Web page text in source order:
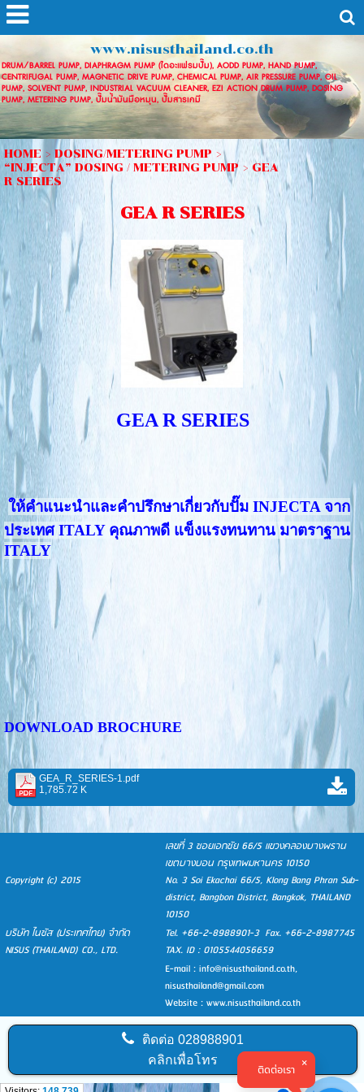
www.nisusthailand.co.th
DRUM/BARREL PUMP, DIAPHRAGM PUMP (ไดอะแฟรมปั๊ม), AODD PUMP, HAND PUMP,
CENTRIFUGAL PUMP, MAGNETIC DRIVE PUMP, CHEMICAL PUMP, AIR PRESSURE PUMP, OIL
PUMP, SOLVENT PUMP, INDUSTRIAL VACUUM CLEANER, EZI ACTION DRUM PUMP, DOSING
PUMP, METERING PUMP, ปั๊มน้ำมันมือหมุน, ปั๊มสารเคมี
HOME > DOSING/METERING PUMP >
“INJECTA” DOSING / METERING PUMP > GEA
R SERIES
GEA R SERIES
GEA R SERIES
ให้คำแนะนำและคำปรึกษาเกี่ยวกับปั๊ม INJECTA จาก
ประเทศ ITALY คุณภาพดี แข็งแรงทนทาน มาตราฐาน
ITALY
DOWNLOAD BROCHURE
GEA_R_SERIES-1.pdf
1,785.72 K
Copyright (c) 2015
เลขที่ 3 ซอยเอกชัย 66/5 แขวงคลองบางพราน
เขตบางบอน กรุงเทพมหานคร 10150
No. 3 Soi Ekachai 66/5, Klong Bang Phran Sub-
district, Bangbon District, Bangkok, THAILAND
10150
บริษัท ไนซัส (ประเทศไทย) จำกัด
NISUS (THAILAND) CO., LTD.
Tel. +66-2-8988901-3 Fax. +66-2-8987745
TAX. ID : 0105544056659
E-mail :info@nisusthailand.co.th,
nisusthailand@gmail.com
Website : www.nisusthailand.co.th
ติดต่อ 028988901
คลิกเพื่อโทร
ติดต่อเรา